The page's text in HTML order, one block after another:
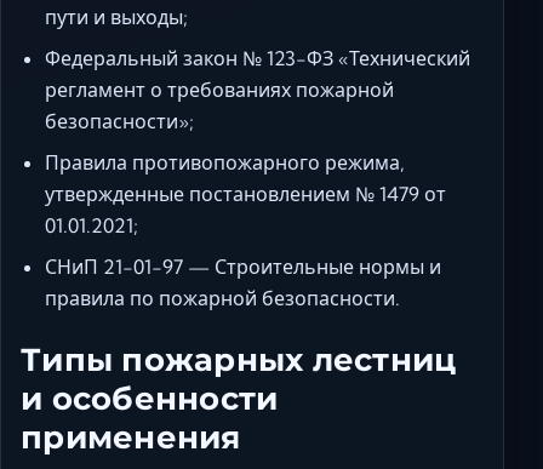
пути и выходы;
Федеральный закон № 123-ФЗ «Технический
регламент о требованиях пожарной
безопасности»;
Правила противопожарного режима,
утвержденные постановлением № 1479 от
01.01.2021;
СНиП 21-01-97 — Строительные нормы и
правила по пожарной безопасности.
Типы пожарных лестниц
и особенности
применения